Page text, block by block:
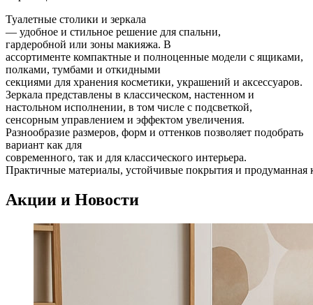
Туалетные столики и зеркала
— удобное и стильное решение для спальни,
гардеробной или зоны макияжа. В
ассортименте компактные и полноценные модели с ящиками,
полками, тумбами и откидными
секциями для хранения косметики, украшений и аксессуаров.
Зеркала представлены в классическом, настенном и
настольном исполнении, в том числе с подсветкой,
сенсорным управлением и эффектом увеличения.
Разнообразие размеров, форм и оттенков позволяет подобрать
вариант как для
современного, так и для классического интерьера.
Практичные материалы, устойчивые покрытия и продуманная
Акции и Новости